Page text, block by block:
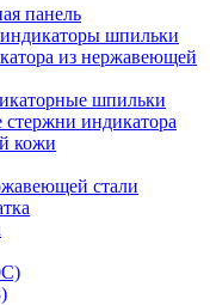
панель
шпильки
из нержавеющей
шпильки
индикатора
кожи
стали